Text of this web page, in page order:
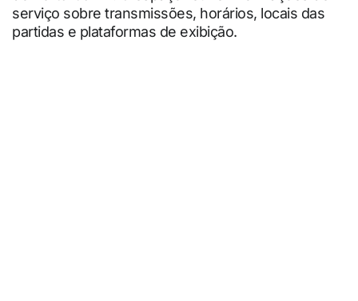
serviço sobre transmissões, horários, locais das
partidas e plataformas de exibição.